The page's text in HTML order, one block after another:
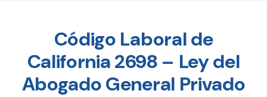
Código Laboral de
California 2698 – Ley del
Abogado General Privado